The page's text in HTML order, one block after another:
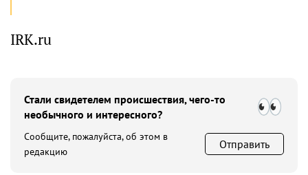
IRK.ru
Стали свидетелем происшествия, чего-то
необычного и интересного?
Сообщите, пожалуйста, об этом в
редакцию
Отправить